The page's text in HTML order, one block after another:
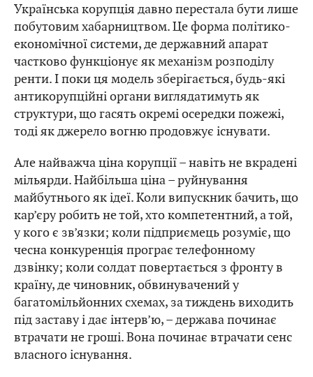
Українська корупція давно перестала бути лише
побутовим хабарництвом. Це форма політико-
економічної системи, де державний апарат
частково функціонує як механізм розподілу
ренти. І поки ця модель зберігається, будь-які
антикорупційні органи виглядатимуть як
структури, що гасять окремі осередки пожежі,
тоді як джерело вогню продовжує існувати.
Але найважча ціна корупції – навіть не вкрадені
мільярди. Найбільша ціна – руйнування
майбутнього як ідеї. Коли випускник бачить, що
кар’єру робить не той, хто компетентний, а той,
у кого є зв’язки; коли підприємець розуміє, що
чесна конкуренція програє телефонному
дзвінку; коли солдат повертається з фронту в
країну, де чиновник, обвинувачений у
багатомільйонних схемах, за тиждень виходить
під заставу і дає інтерв’ю, – держава починає
втрачати не гроші. Вона починає втрачати сенс
власного існування.